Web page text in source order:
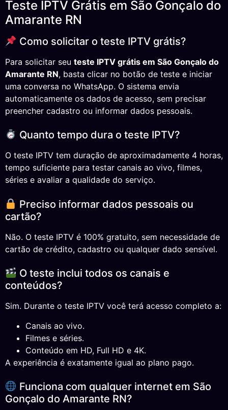
Teste IPTV Grátis em São Gonçalo do
Amarante RN
Como solicitar o teste IPTV grátis?
Para solicitar seu teste IPTV grátis em São Gonçalo do
Amarante RN, basta clicar no botão de teste e iniciar
uma conversa no WhatsApp. O sistema envia
automaticamente os dados de acesso, sem precisar
preencher cadastro ou informar dados pessoais.
Quanto tempo dura o teste IPTV?
O teste IPTV tem duração de aproximadamente 4 horas,
tempo suficiente para testar canais ao vivo, filmes,
séries e avaliar a qualidade do serviço.
Preciso informar dados pessoais ou
cartão?
Não. O teste IPTV é 100% gratuito, sem necessidade de
cartão de crédito, cadastro ou qualquer dado sensível.
O teste inclui todos os canais e
conteúdos?
Sim. Durante o teste IPTV você terá acesso completo a:
Canais ao vivo.
Filmes e séries.
Conteúdo em HD, Full HD e 4K.
A experiência é exatamente igual ao plano pago.
Funciona com qualquer internet em São
Gonçalo do Amarante RN?